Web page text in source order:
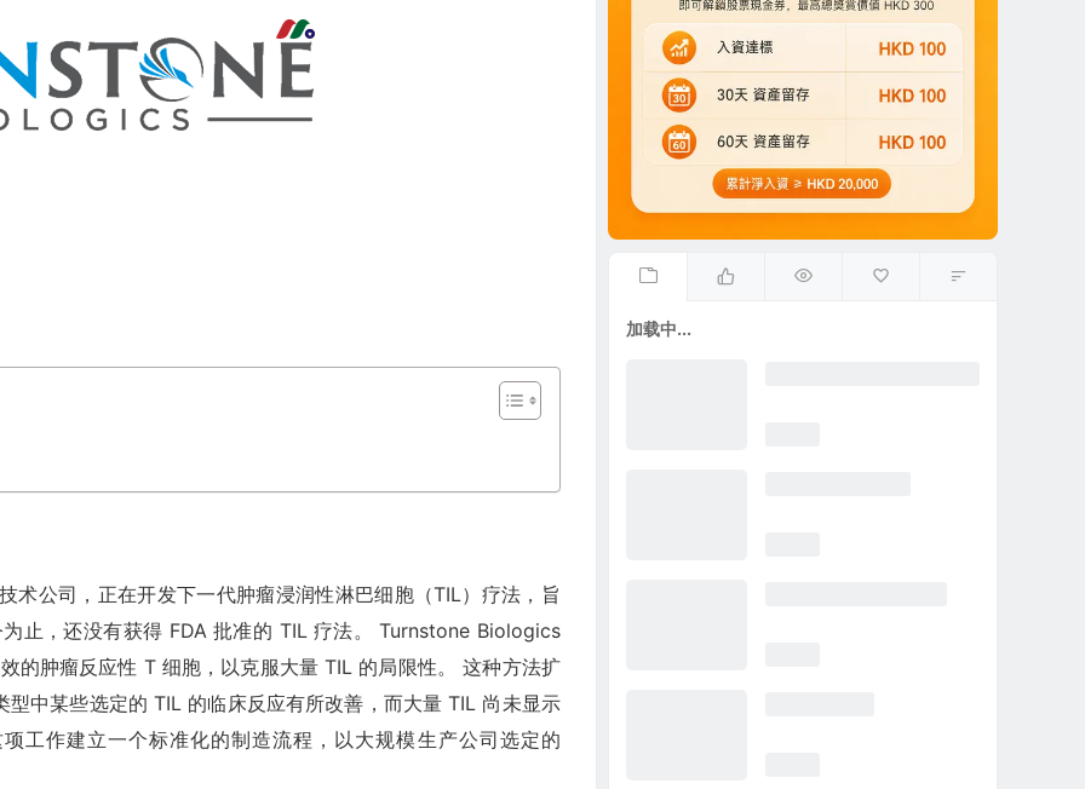
公司，正在开发下一代肿瘤浸润性淋巴细胞（TIL）疗法，旨
止，还没有获得 FDA 批准的 TIL 疗法。 Turnstone Biologics
的肿瘤反应性 T 细胞，以克服大量 TIL 的局限性。 这种方法扩
中某些选定的 TIL 的临床反应有所改善，而大量 TIL 尚未显示
工作建立一个标准化的制造流程，以大规模生产公司选定的
加载中...